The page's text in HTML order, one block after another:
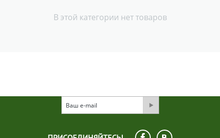
В этой категории нет товаров